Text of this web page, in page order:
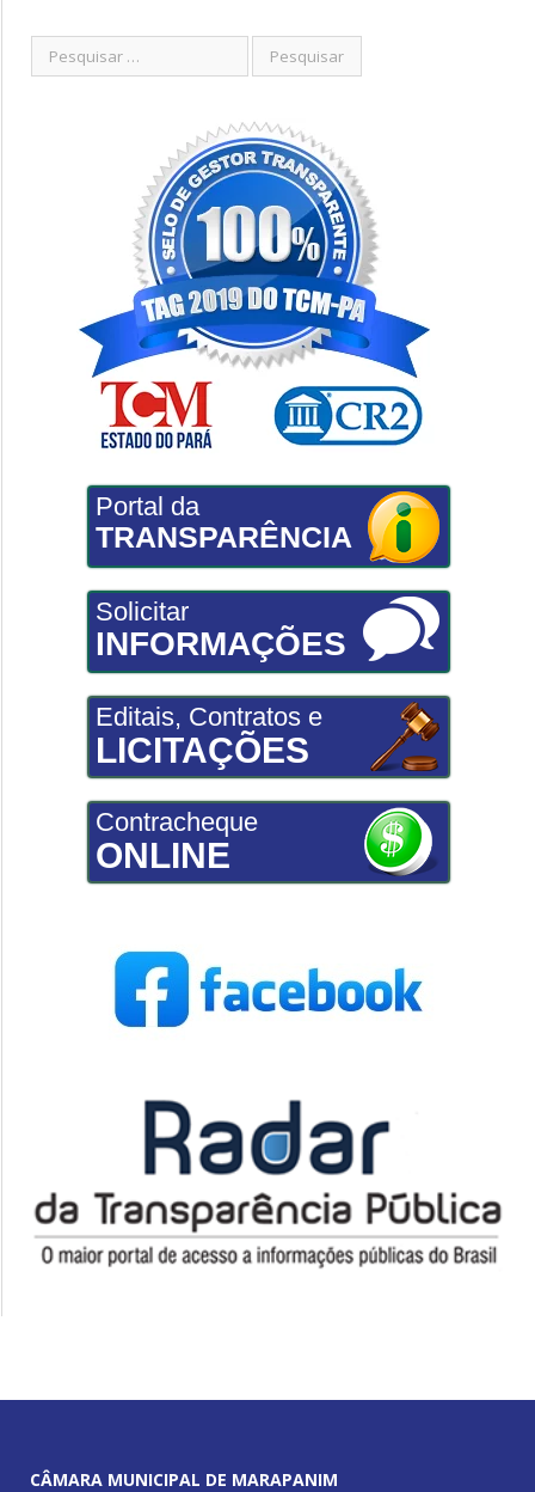
Portal da
TRANSPARÊNCIA
Solicitar
INFORMAÇÕES
Editais, Contratos e
LICITAÇÕES
Contracheque
ONLINE
CÂMARA MUNICIPAL DE MARAPANIM